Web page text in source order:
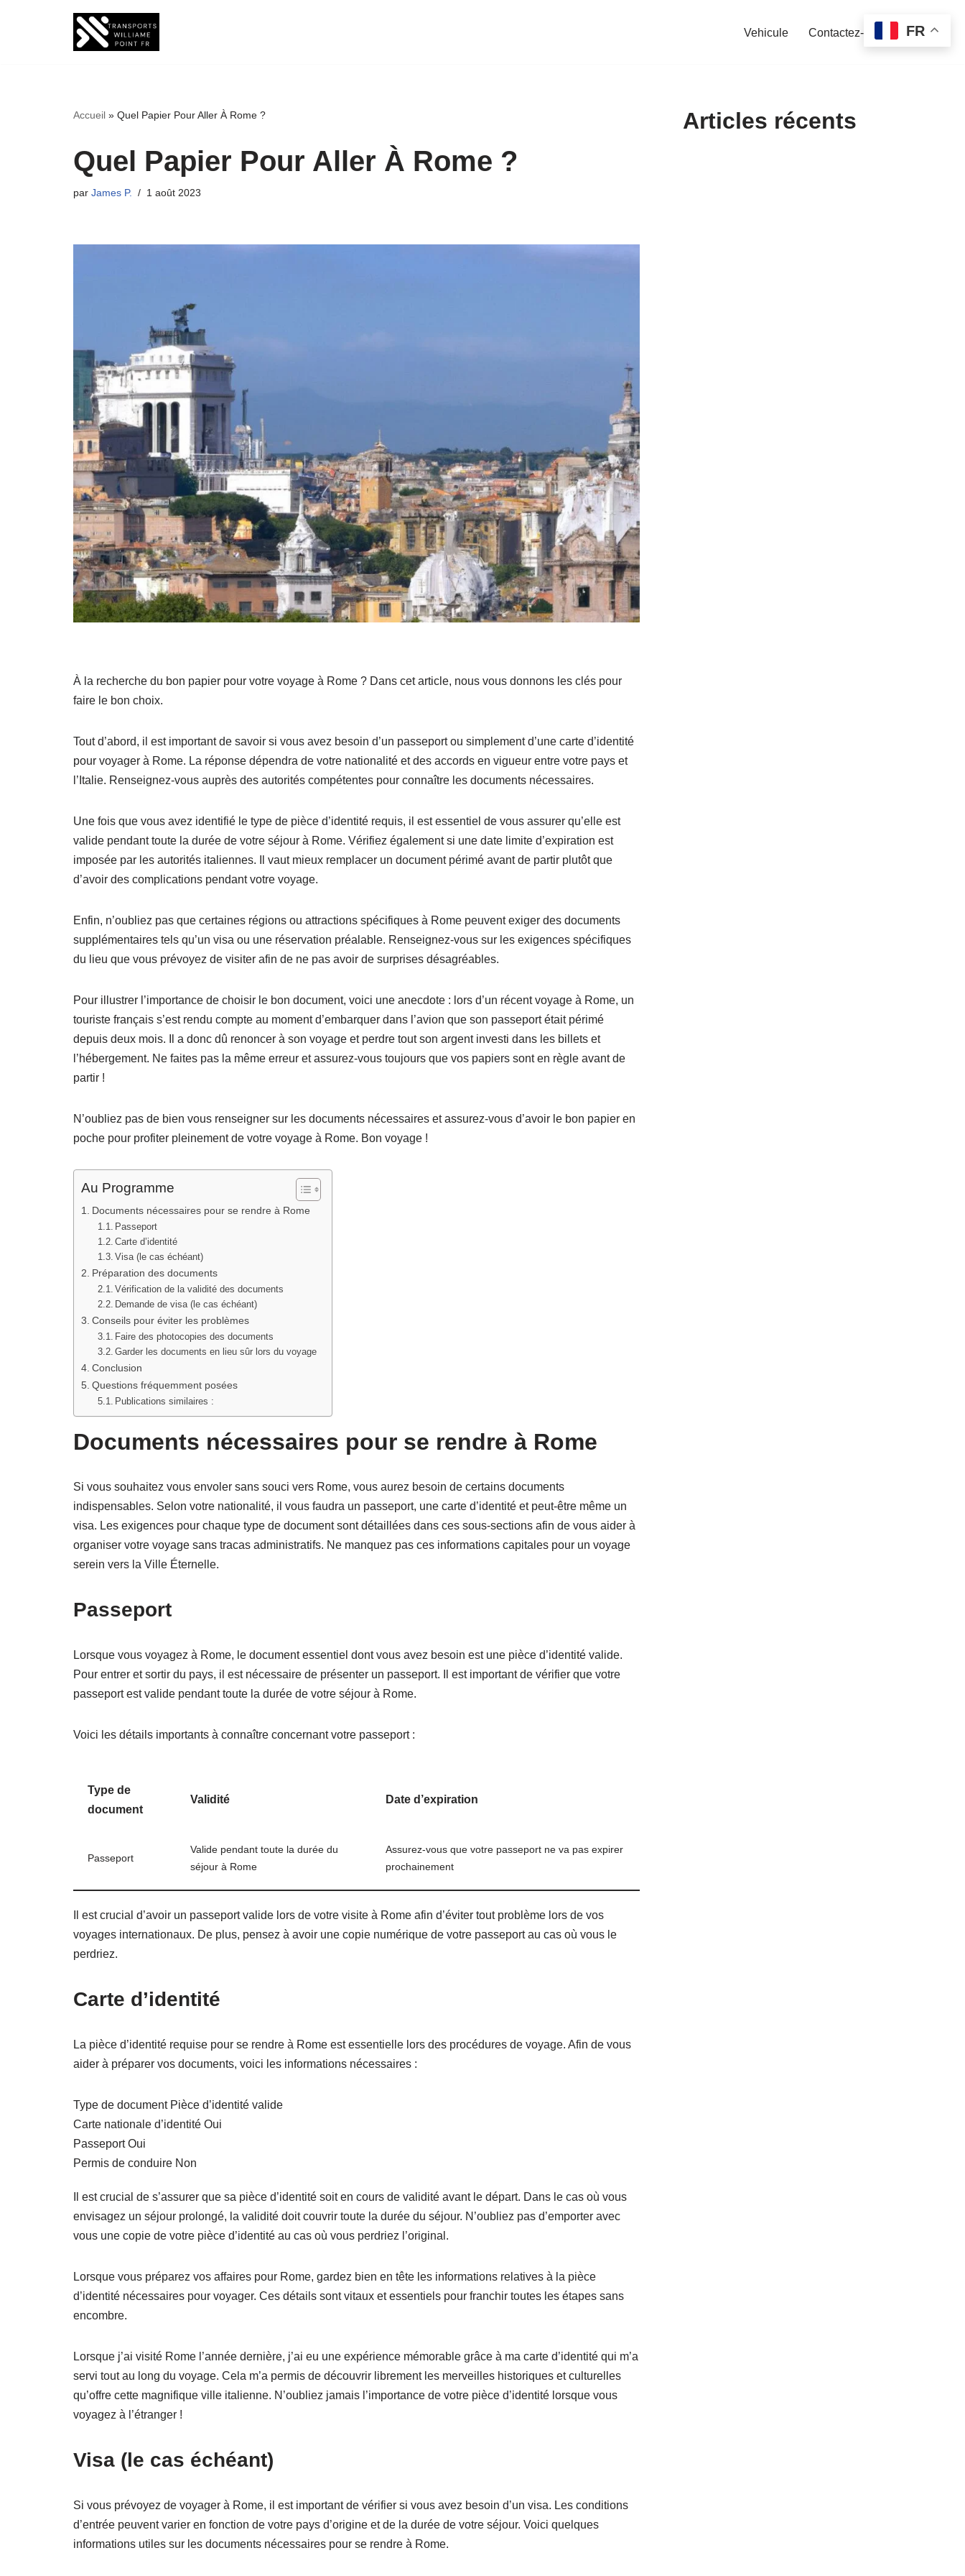
Vehicule Contactez-nous
Accueil » Quel Papier Pour Aller À Rome ?
Quel Papier Pour Aller À Rome ?
par James P. 1 août 2023
À la recherche du bon papier pour votre voyage à Rome ? Dans cet article, nous vous donnons les clés pour
faire le bon choix.
Tout d’abord, il est important de savoir si vous avez besoin d’un passeport ou simplement d’une carte d’identité
pour voyager à Rome. La réponse dépendra de votre nationalité et des accords en vigueur entre votre pays et
l’Italie. Renseignez-vous auprès des autorités compétentes pour connaître les documents nécessaires.
Une fois que vous avez identifié le type de pièce d’identité requis, il est essentiel de vous assurer qu’elle est
valide pendant toute la durée de votre séjour à Rome. Vérifiez également si une date limite d’expiration est
imposée par les autorités italiennes. Il vaut mieux remplacer un document périmé avant de partir plutôt que
d’avoir des complications pendant votre voyage.
Enfin, n’oubliez pas que certaines régions ou attractions spécifiques à Rome peuvent exiger des documents
supplémentaires tels qu’un visa ou une réservation préalable. Renseignez-vous sur les exigences spécifiques
du lieu que vous prévoyez de visiter afin de ne pas avoir de surprises désagréables.
Pour illustrer l’importance de choisir le bon document, voici une anecdote : lors d’un récent voyage à Rome, un
touriste français s’est rendu compte au moment d’embarquer dans l’avion que son passeport était périmé
depuis deux mois. Il a donc dû renoncer à son voyage et perdre tout son argent investi dans les billets et
l’hébergement. Ne faites pas la même erreur et assurez-vous toujours que vos papiers sont en règle avant de
partir !
N’oubliez pas de bien vous renseigner sur les documents nécessaires et assurez-vous d’avoir le bon papier en
poche pour profiter pleinement de votre voyage à Rome. Bon voyage !
Au Programme
Documents nécessaires pour se rendre à Rome
Passeport
Carte d’identité
Visa (le cas échéant)
Préparation des documents
Vérification de la validité des documents
Demande de visa (le cas échéant)
Conseils pour éviter les problèmes
Faire des photocopies des documents
Garder les documents en lieu sûr lors du voyage
Conclusion
Questions fréquemment posées
Publications similaires :
Documents nécessaires pour se rendre à Rome
Si vous souhaitez vous envoler sans souci vers Rome, vous aurez besoin de certains documents
indispensables. Selon votre nationalité, il vous faudra un passeport, une carte d’identité et peut-être même un
visa. Les exigences pour chaque type de document sont détaillées dans ces sous-sections afin de vous aider à
organiser votre voyage sans tracas administratifs. Ne manquez pas ces informations capitales pour un voyage
serein vers la Ville Éternelle.
Passeport
Lorsque vous voyagez à Rome, le document essentiel dont vous avez besoin est une pièce d’identité valide.
Pour entrer et sortir du pays, il est nécessaire de présenter un passeport. Il est important de vérifier que votre
passeport est valide pendant toute la durée de votre séjour à Rome.
Voici les détails importants à connaître concernant votre passeport :
Type de
document
Validité Date d’expiration
Passeport
Valide pendant toute la durée du
séjour à Rome
Assurez-vous que votre passeport ne va pas expirer
prochainement
Il est crucial d’avoir un passeport valide lors de votre visite à Rome afin d’éviter tout problème lors de vos
voyages internationaux. De plus, pensez à avoir une copie numérique de votre passeport au cas où vous le
perdriez.
Carte d’identité
La pièce d’identité requise pour se rendre à Rome est essentielle lors des procédures de voyage. Afin de vous
aider à préparer vos documents, voici les informations nécessaires :
Type de document Pièce d’identité valide
Carte nationale d’identité Oui
Passeport Oui
Permis de conduire Non
Il est crucial de s’assurer que sa pièce d’identité soit en cours de validité avant le départ. Dans le cas où vous
envisagez un séjour prolongé, la validité doit couvrir toute la durée du séjour. N’oubliez pas d’emporter avec
vous une copie de votre pièce d’identité au cas où vous perdriez l’original.
Lorsque vous préparez vos affaires pour Rome, gardez bien en tête les informations relatives à la pièce
d’identité nécessaires pour voyager. Ces détails sont vitaux et essentiels pour franchir toutes les étapes sans
encombre.
Lorsque j’ai visité Rome l’année dernière, j’ai eu une expérience mémorable grâce à ma carte d’identité qui m’a
servi tout au long du voyage. Cela m’a permis de découvrir librement les merveilles historiques et culturelles
qu’offre cette magnifique ville italienne. N’oubliez jamais l’importance de votre pièce d’identité lorsque vous
voyagez à l’étranger !
Visa (le cas échéant)
Si vous prévoyez de voyager à Rome, il est important de vérifier si vous avez besoin d’un visa. Les conditions
d’entrée peuvent varier en fonction de votre pays d’origine et de la durée de votre séjour. Voici quelques
informations utiles sur les documents nécessaires pour se rendre à Rome.
Articles récents
FR